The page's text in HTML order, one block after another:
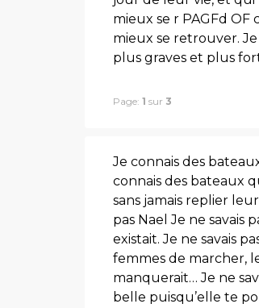
mieux se r PAGFd OF
mieux se retrouver.
plus graves et plus
Page: 1 sur 3
Je connais des
connais des bateaux
sans jamais replier
pas Nael Je ne
existait. Je ne savais
femmes de marcher,
manquerait… Je ne
belle puisqu’elle te